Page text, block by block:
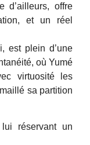
d’ailleurs, offre
et un réel
est plein d’une
où Yumé
virtuosité les
sa partition
réservant un